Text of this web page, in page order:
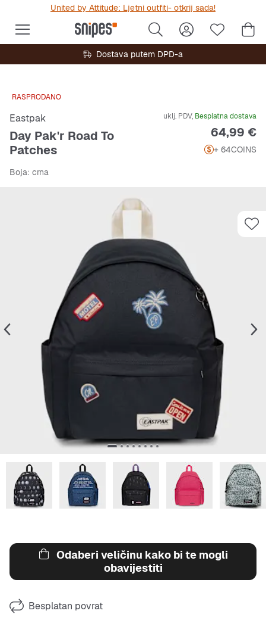
United by Attitude: Ljetni outfiti- otkrij sada!
Dostava putem DPD-a
RASPRODANO
Eastpak
Day Pak'r Road To
Patches
uklj. PDV, Besplatna dostava
Cijena
64,99 €
+ 64COINS
Boja: crna
Odaberi veličinu kako bi te mogli
obavijestiti
Besplatan povrat